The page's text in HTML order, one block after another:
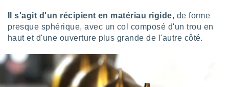
les
utiliser
le
Il s'agit d'un récipient en matériau rigide, de forme
presque sphérique, avec un col composé d'un trou en
haut et d'une ouverture plus grande de l'autre côté.